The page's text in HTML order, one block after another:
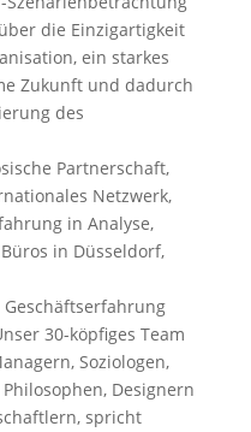
die Einzigartigkeit
ein starkes
Zukunft und dadurch
des
Partnerschaft,
Netzwerk,
in Analyse,
in Düsseldorf,
30-köpfiges Team
Soziologen,
Designern
spricht